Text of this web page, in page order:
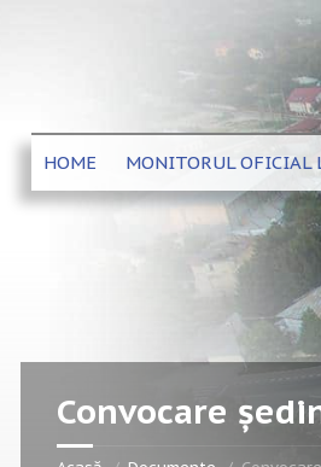
HOME MONITORUL OFICIAL
Convocare